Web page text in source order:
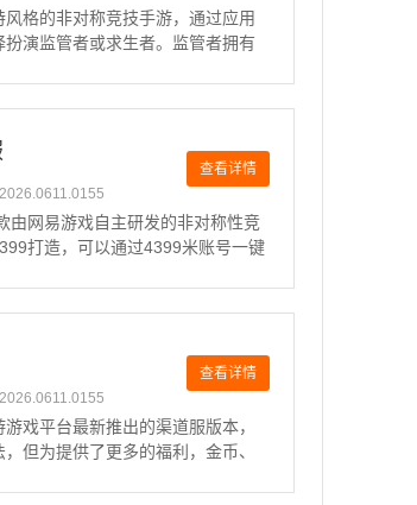
格的非对称竞技手游，通过应用
演监管者或求生者。监管者拥有
2026.0611.0155
查看详情
由网易游戏自主研发的非对称性竞
打造，可以通过4399米账号一键
2026.0611.0155
查看详情
戏平台最新推出的渠道服版本，
但为提供了更多的福利，金币、